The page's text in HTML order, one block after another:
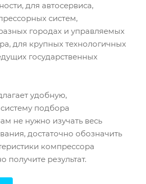
для автосервиса,
систем,
городах и управляемых
для крупных технологичных
государственных
удобную,
подбора
не нужно изучать весь
достаточно обозначить
компрессора
получите результат.